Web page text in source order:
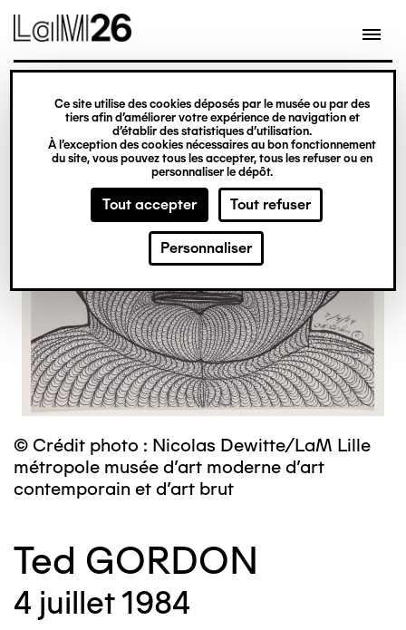
Gestion des cookies
Ce site utilise des cookies déposés par le musée ou par des
tiers afin d’améliorer votre expérience de navigation et
d’établir des statistiques d’utilisation.
À l’exception des cookies nécessaires au bon fonctionnement
du site, vous pouvez tous les accepter, tous les refuser ou en
personnaliser le dépôt.
Tout accepter Tout refuser
Personnaliser
contenu
© Crédit photo : Nicolas Dewitte/LaM Lille
métropole musée d’art moderne d’art
contemporain et d’art brut
Ted GORDON
4 juillet 1984